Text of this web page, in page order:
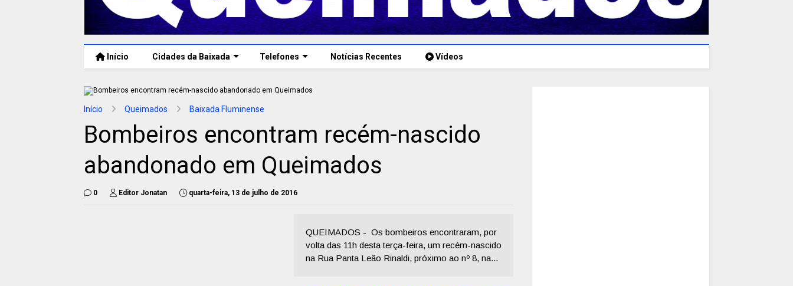
Início Cidades da Baixada Telefones Notícias Recentes Vídeos
Início Queimados Baixada Fluminense
Bombeiros encontram recém-nascido
abandonado em Queimados
0 Editor Jonatan quarta-feira, 13 de julho de 2016
QUEIMADOS - Os bombeiros encontraram, por
volta das 11h desta terça-feira, um recém-nascido
na Rua Panta Leão Rinaldi, próximo ao nº 8, na...